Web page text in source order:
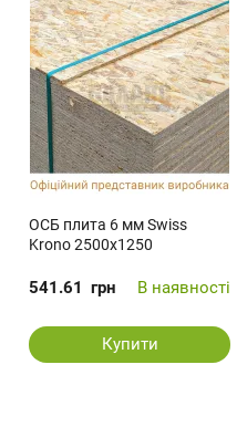
ОСБ плита 6 мм Swiss
Krono 2500x1250
541.61 грн В наявності
Купити